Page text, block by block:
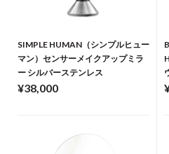
SIMPLE HUMAN（シンプルヒュー
マン）センサーメイクアップミラ
ー シルバーステンレス
¥38,000